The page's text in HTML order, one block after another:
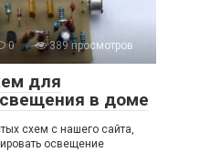
0 389 просмотров
для
в доме
схем с нашего сайта,
освещение